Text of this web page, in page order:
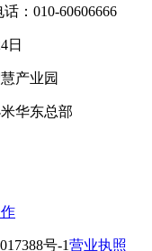
：010-60606666
日
产业园
华东总部
号-1营业执照